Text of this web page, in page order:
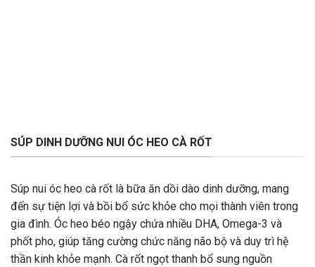
SÚP DINH DƯỠNG NUI ÓC HEO CÀ RỐT
Súp nui óc heo cà rốt là bữa ăn dồi dào dinh dưỡng, mang
đến sự tiện lợi và bồi bổ sức khỏe cho mọi thành viên trong
gia đình. Óc heo béo ngậy chứa nhiều DHA, Omega-3 và
phốt pho, giúp tăng cường chức năng não bộ và duy trì hệ
thần kinh khỏe mạnh. Cà rốt ngọt thanh bổ sung nguồn